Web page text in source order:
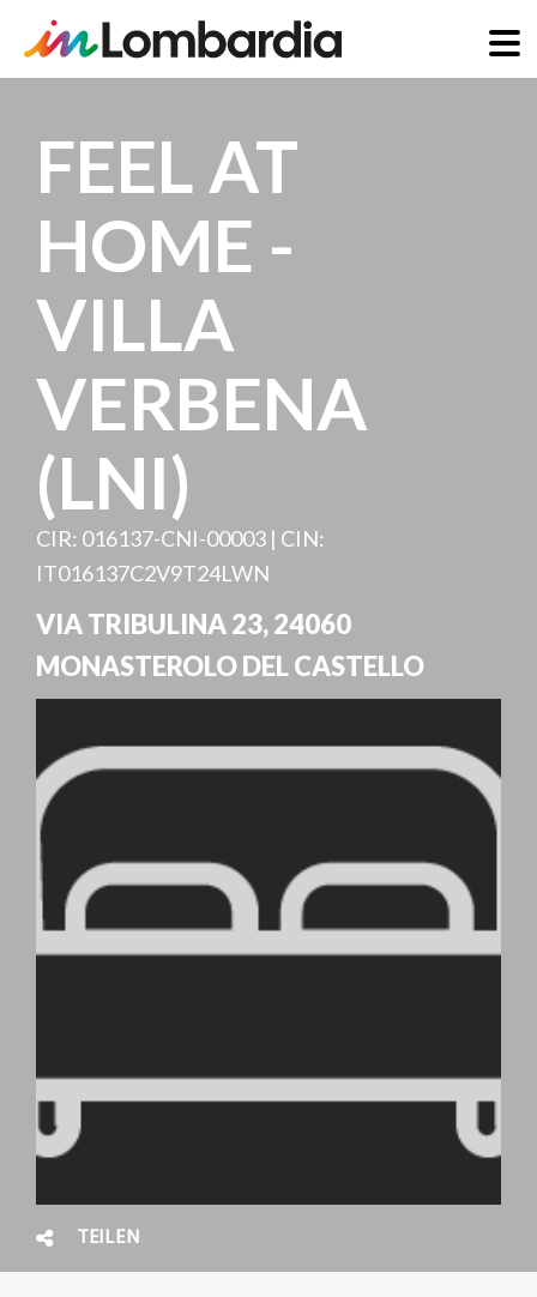
InhaltFEEL AT
HOME -
VILLA
VERBENA
(LNI)
CIR: 016137-CNI-00003 | CIN:
IT016137C2V9T24LWN
VIA TRIBULINA 23,24060
MONASTEROLO DEL CASTELLO
TEILEN